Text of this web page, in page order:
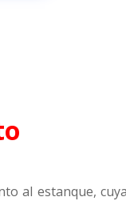
al estanque,